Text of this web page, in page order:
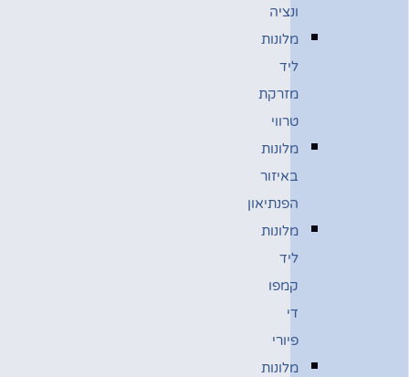
ונציה
מלונות
ליד
מזרקת
טרווי
מלונות
באיזור
הפנתיאון
מלונות
ליד
קמפו
די
פיורי
מלונות